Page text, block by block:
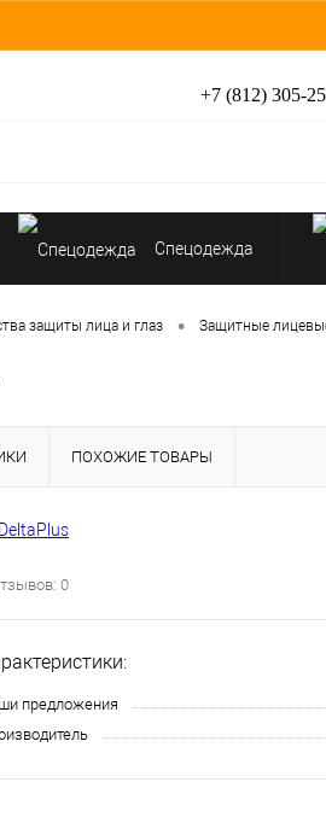
+7 (812) 305-
Спецодежда
защиты лица и глаз • Защитные
ПОХОЖИЕ ТОВАРЫ
0
предложения